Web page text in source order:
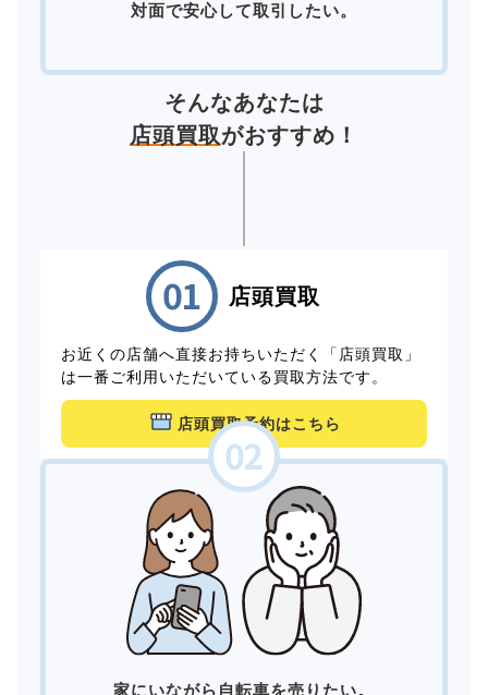
対面で安心して取引したい。
そんなあなたは
店頭買取がおすすめ！
店頭買取
お近くの店舗へ直接お持ちいただく「店頭買取」
は一番ご利用いただいている買取方法です。
店頭買取予約はこちら
家にいながら自転車を売りたい。